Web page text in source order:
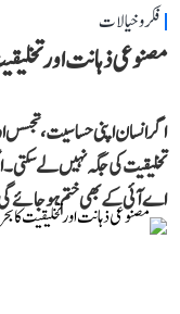
فکر و خیالات
مصنوعی ذہانت اور
اگر انسان اپنی حساسیت، تجسس
تخلیقیت کی جگہ نہیں لے
اے آئی کے بھی ختم ہو جائے